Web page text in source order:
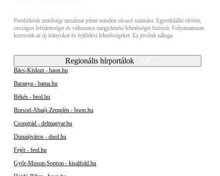
Portfóliónk minőségi tartalmat jelent minden olvasó számára. Egyedülálló elérést,
országos lefedettséget és változatos megjelenési lehetőséget biztosít. Folyamatosan
keressük az új irányokat és fejlődési lehetőségeket. Ez jövőnk záloga.
Regionális hírportálok
Bács-Kiskun - baon.hu
Baranya - bama.hu
Békés - beol.hu
Borsod-Abaúj-Zemplén - boon.hu
Csongrád - delmagyar.hu
Dunaújváros - duol.hu
Fejér - feol.hu
Győr-Moson-Sopron - kisalfold.hu